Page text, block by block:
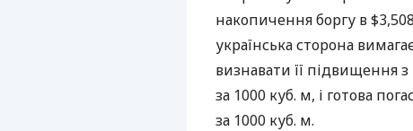
накопичення боргу в
українська сторона
визнавати її підвищення з
за 1000 куб. м, і готова
за 1000 куб. м.